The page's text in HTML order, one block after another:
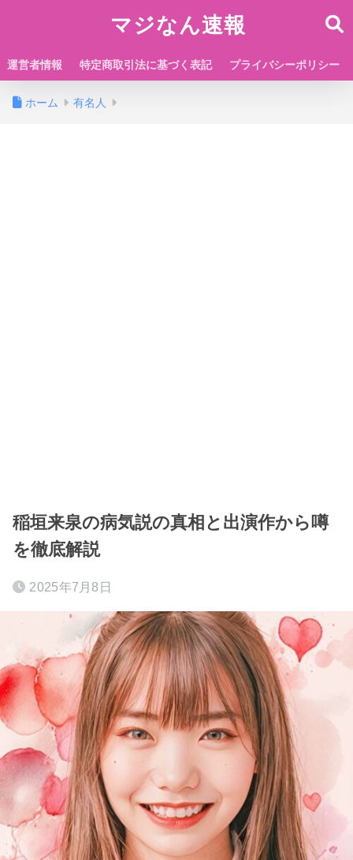
マジなん速報
運営者情報 特定商取引法に基づく表記 プライバシーポリシー
ホーム 有名人
稲垣来泉の病気説の真相と出演作から噂
を徹底解説
2025年7月8日